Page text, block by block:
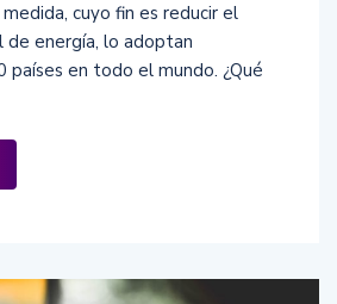
cuyo fin es reducir el
de energía, lo adoptan
países en todo el mundo. ¿Qué